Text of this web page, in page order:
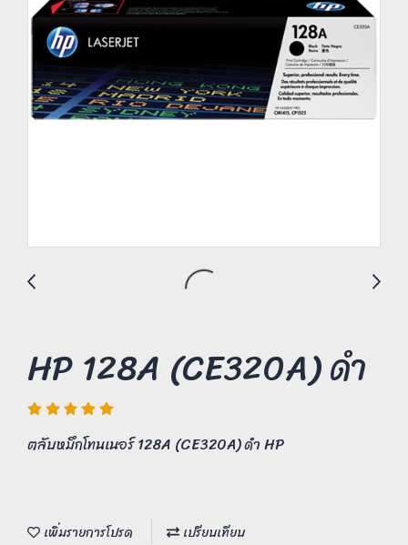
HP 128A (CE320A) ดำ
ตลับหมึกโทนเนอร์ 128A (CE320A) ดำ HP
เพิ่มรายการโปรด เปรียบเทียบ